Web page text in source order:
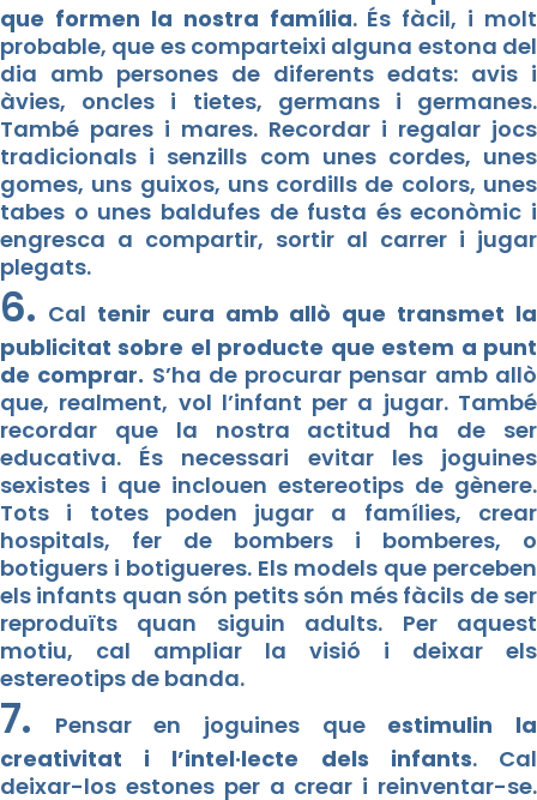
que formen la nostra família. És fàcil, i molt
probable, que es comparteixi alguna estona del
dia amb persones de diferents edats: avis i
àvies, oncles i tietes, germans i germanes.
També pares i mares. Recordar i regalar jocs
tradicionals i senzills com unes cordes, unes
gomes, uns guixos, uns cordills de colors, unes
tabes o unes baldufes de fusta és econòmic i
engresca a compartir, sortir al carrer i jugar
plegats.
6. Cal tenir cura amb allò que transmet la
publicitat sobre el producte que estem a punt
de comprar. S’ha de procurar pensar amb allò
que, realment, vol l’infant per a jugar. També
recordar que la nostra actitud ha de ser
educativa. És necessari evitar les joguines
sexistes i que inclouen estereotips de gènere.
Tots i totes poden jugar a famílies, crear
hospitals, fer de bombers i bomberes, o
botiguers i botigueres. Els models que perceben
els infants quan són petits són més fàcils de ser
reproduïts quan siguin adults. Per aquest
motiu, cal ampliar la visió i deixar els
estereotips de banda.
7. Pensar en joguines queestimulin la
creativitat i l’intel·lecte dels infants. Cal
deixar-los estones per a crear i reinventar-se.